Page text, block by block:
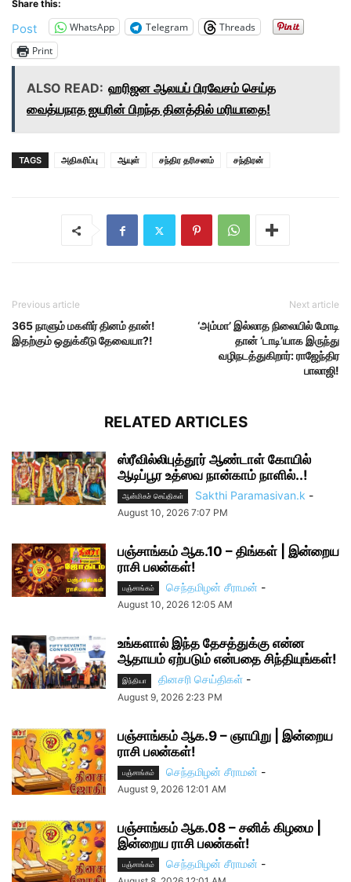
Share this:
Post WhatsApp Telegram
Threads
Print
ALSO READ: ஹரிஜன ஆலயப் பிரவேசம் செய்த
வைத்யநாத ஐயரின் பிறந்த தினத்தில் மரியாதை!
TAGS அதிகரிப்பு ஆயுள் சந்திர தரிசனம் சந்திரன்
Previous article
365 நாளும் மகளிர் தினம் தான்!
இதற்கும் ஒதுக்கீடு தேவையா?!
Next article
‘அம்மா’ இல்லாத நிலையில் மோடி
தான் ‘டாடி’யாக இருந்து
வழிநடத்துகிறார்: ராஜேந்திர
பாலாஜி!
RELATED ARTICLES
ஸ்ரீவில்லிபுத்தூர் ஆண்டாள் கோயில்
ஆடிப்பூர உத்ஸவ நான்காம் நாளில்..!
ஆன்மிகச் செய்திகள் Sakthi Paramasivan.k -
August 10, 2026 7:07 PM
பஞ்சாங்கம் ஆக.10 – திங்கள் | இன்றைய
ராசி பலன்கள்!
பஞ்சாங்கம் செந்தமிழன் சீராமன் -
August 10, 2026 12:05 AM
உங்களால் இந்த தேசத்துக்கு என்ன
ஆதாயம் ஏற்படும் என்பதை சிந்தியுங்கள்!
இந்தியா தினசரி செய்திகள் -
August 9, 2026 2:23 PM
பஞ்சாங்கம் ஆக.9 – ஞாயிறு | இன்றைய
ராசி பலன்கள்!
பஞ்சாங்கம் செந்தமிழன் சீராமன் -
August 9, 2026 12:01 AM
பஞ்சாங்கம் ஆக.08 – சனிக் கிழமை |
இன்றைய ராசி பலன்கள்!
பஞ்சாங்கம் செந்தமிழன் சீராமன் -